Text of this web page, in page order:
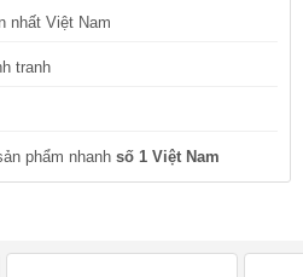
nhất Việt Nam
tranh
phẩm nhanh số 1 Việt Nam